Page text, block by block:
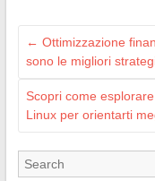
← Ottimizzazione
sono le migliori
Scopri come
Linux per orientarti